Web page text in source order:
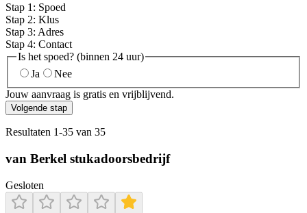
Stap 1 : Spoed
Stap 2: Klus
Stap 3: Adres
Stap 4: Contact
Is het spoed? (binnen 24 uur)
Ja
Nee
Jouw aanvraag is gratis en vrijblijvend.
Volgende stap
Resultaten 1-35 van 35
van Berkel stukadoorsbedrijf
Gesloten